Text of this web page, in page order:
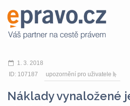
1. 3. 2018
ID: 107187
upozornění pro uživatele
Náklady vynaložené